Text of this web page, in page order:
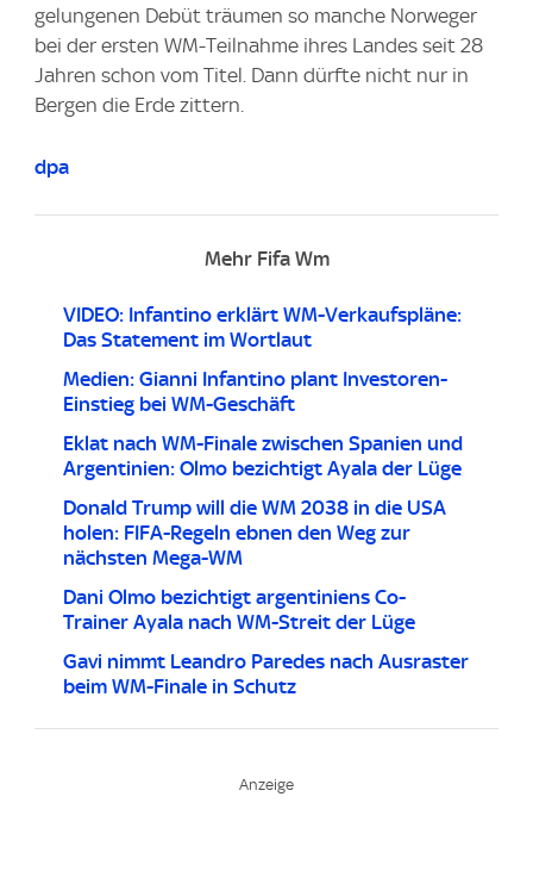
gelungenen Debüt träumen so manche Norweger
bei der ersten WM-Teilnahme ihres Landes seit 28
Jahren schon vom Titel. Dann dürfte nicht nur in
Bergen die Erde zittern.
dpa
Mehr Fifa Wm
VIDEO: Infantino erklärt WM-Verkaufspläne:
Das Statement im Wortlaut
Medien: Gianni Infantino plant Investoren-
Einstieg bei WM-Geschäft
Eklat nach WM-Finale zwischen Spanien und
Argentinien: Olmo bezichtigt Ayala der Lüge
Donald Trump will die WM 2038 in die USA
holen: FIFA-Regeln ebnen den Weg zur
nächsten Mega-WM
Dani Olmo bezichtigt argentiniens Co-
Trainer Ayala nach WM-Streit der Lüge
Gavi nimmt Leandro Paredes nach Ausraster
beim WM-Finale in Schutz